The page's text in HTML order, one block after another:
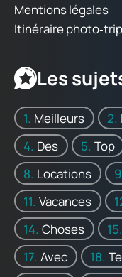
Mentions légales
Itinéraire photo‑trip
Les
Meilleurs
Des
Top
Locations
Vacances
Choses
Avec